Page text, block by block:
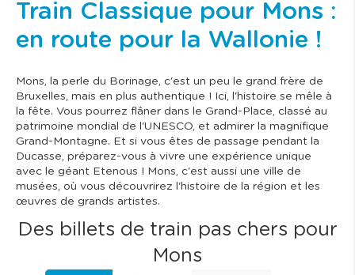
Train Classique pour Mons :
en route pour la Wallonie !
Mons, la perle du Borinage, c'est un peu le grand frère de
Bruxelles, mais en plus authentique ! Ici, l'histoire se mêle à
la fête. Vous pourrez flâner dans le Grand-Place, classé au
patrimoine mondial de l'UNESCO, et admirer la magnifique
Grand-Montagne. Et si vous êtes de passage pendant la
Ducasse, préparez-vous à vivre une expérience unique
avec le géant Etenous ! Mons, c'est aussi une ville de
musées, où vous découvrirez l'histoire de la région et les
œuvres de grands artistes.
Des billets de train pas chers pour
Mons